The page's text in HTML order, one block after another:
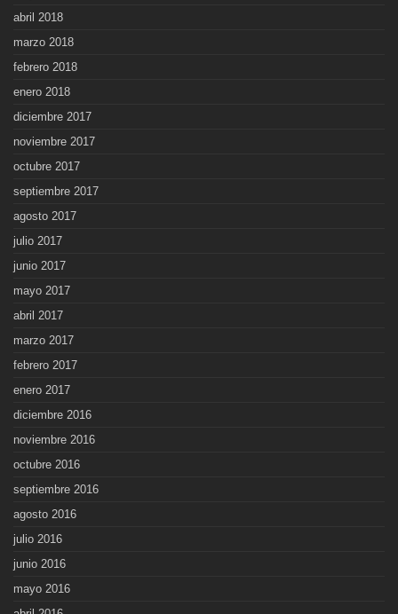
abril 2018
marzo 2018
febrero 2018
enero 2018
diciembre 2017
noviembre 2017
octubre 2017
septiembre 2017
agosto 2017
julio 2017
junio 2017
mayo 2017
abril 2017
marzo 2017
febrero 2017
enero 2017
diciembre 2016
noviembre 2016
octubre 2016
septiembre 2016
agosto 2016
julio 2016
junio 2016
mayo 2016